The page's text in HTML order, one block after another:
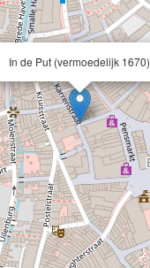
In de Put (vermoedelijk 1670)